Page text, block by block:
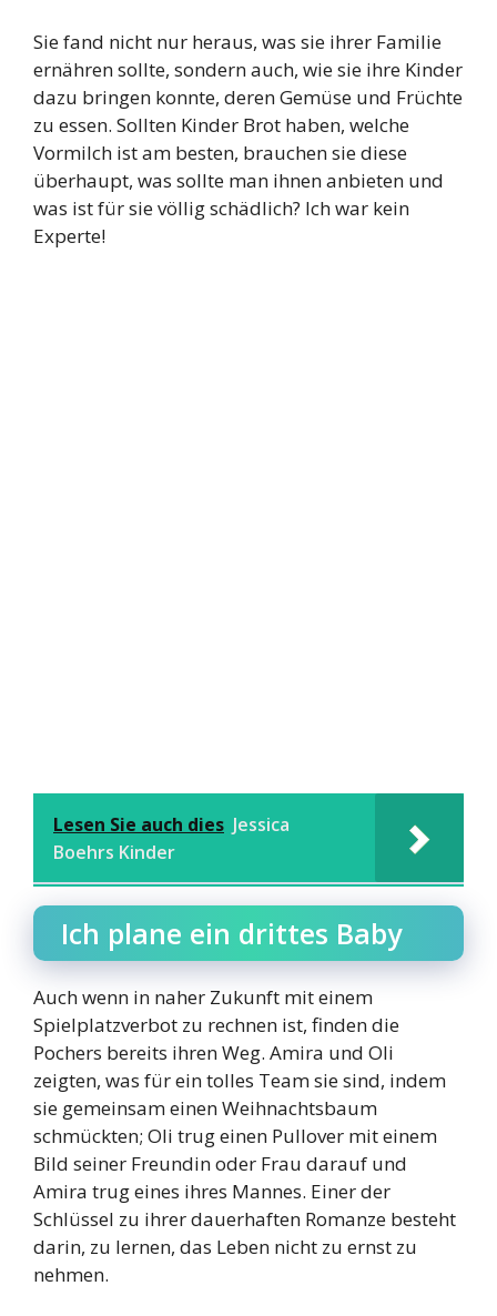
Sie fand nicht nur heraus, was sie ihrer Familie
ernähren sollte, sondern auch, wie sie ihre Kinder
dazu bringen konnte, deren Gemüse und Früchte
zu essen. Sollten Kinder Brot haben, welche
Vormilch ist am besten, brauchen sie diese
überhaupt, was sollte man ihnen anbieten und
was ist für sie völlig schädlich? Ich war kein
Experte!
Lesen Sie auch dies Jessica
Boehrs Kinder
Ich plane ein drittes Baby
Auch wenn in naher Zukunft mit einem
Spielplatzverbot zu rechnen ist, finden die
Pochers bereits ihren Weg. Amira und Oli
zeigten, was für ein tolles Team sie sind, indem
sie gemeinsam einen Weihnachtsbaum
schmückten; Oli trug einen Pullover mit einem
Bild seiner Freundin oder Frau darauf und
Amira trug eines ihres Mannes. Einer der
Schlüssel zu ihrer dauerhaften Romanze besteht
darin, zu lernen, das Leben nicht zu ernst zu
nehmen.